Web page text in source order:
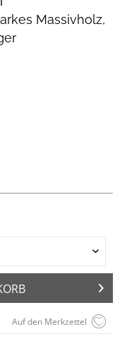
Massivholz,
Auf den Merkzettel